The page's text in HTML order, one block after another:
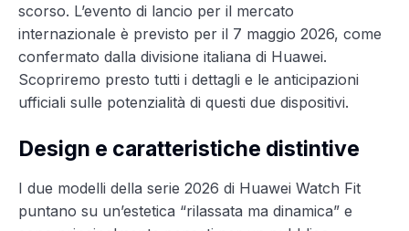
scorso. L’evento di lancio per il mercato
internazionale è previsto per il 7 maggio 2026, come
confermato dalla divisione italiana di Huawei.
Scopriremo presto tutti i dettagli e le anticipazioni
ufficiali sulle potenzialità di questi due dispositivi.
Design e caratteristiche distintive
I due modelli della serie 2026 di Huawei Watch Fit
puntano su un’estetica “rilassata ma dinamica” e